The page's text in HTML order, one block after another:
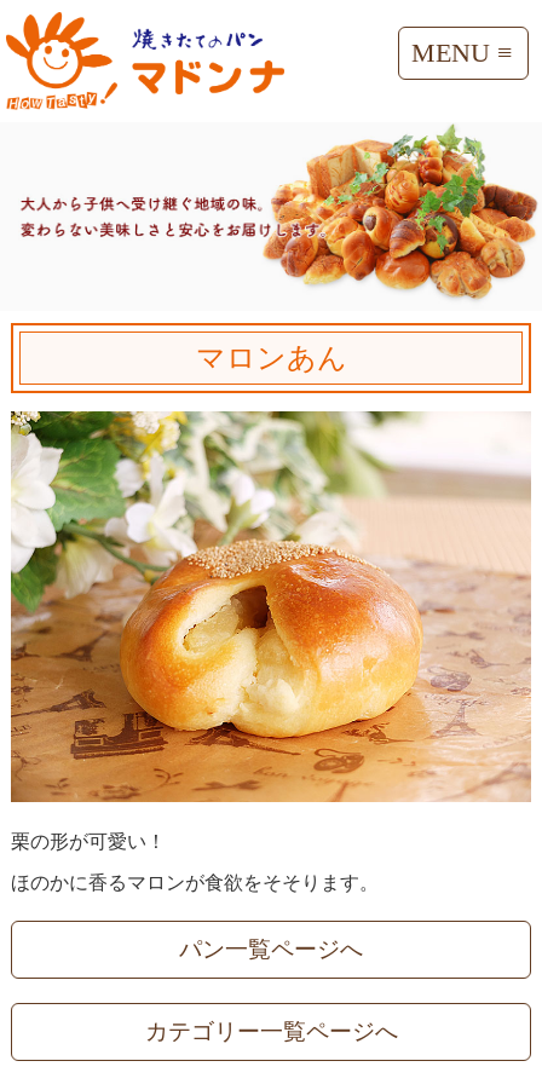
MENU ≡
マロンあん
栗の形が可愛い！
ほのかに香るマロンが食欲をそそります。
パン一覧ページへ
カテゴリー一覧ページへ